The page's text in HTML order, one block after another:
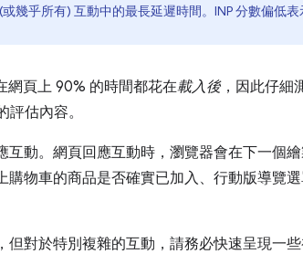
幾乎所有) 互動中的最長延遲時間。INP 分數偏低
網頁上 90% 的時間都花在載入後，因此仔細
估內容。
互動。網頁回應互動時，瀏覽器會在下一個
購物車的商品是否確實已加入、行動版導覽
但對於特別複雜的互動，請務必快速呈現一